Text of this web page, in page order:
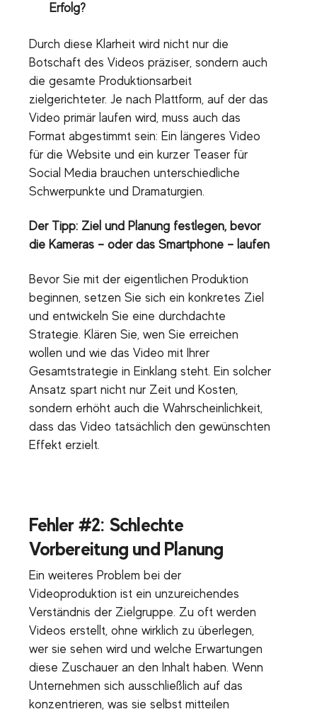
Erfolg?
Durch diese Klarheit wird nicht nur die
Botschaft des Videos präziser, sondern auch
die gesamte Produktionsarbeit
zielgerichteter. Je nach Plattform, auf der das
Video primär laufen wird, muss auch das
Format abgestimmt sein: Ein längeres Video
für die Website und ein kurzer Teaser für
Social Media brauchen unterschiedliche
Schwerpunkte und Dramaturgien.
Der Tipp: Ziel und Planung festlegen, bevor
die Kameras – oder das Smartphone – laufen
Bevor Sie mit der eigentlichen Produktion
beginnen, setzen Sie sich ein konkretes Ziel
und entwickeln Sie eine durchdachte
Strategie. Klären Sie, wen Sie erreichen
wollen und wie das Video mit Ihrer
Gesamtstrategie in Einklang steht. Ein solcher
Ansatz spart nicht nur Zeit und Kosten,
sondern erhöht auch die Wahrscheinlichkeit,
dass das Video tatsächlich den gewünschten
Effekt erzielt.
Fehler #2: Schlechte
Vorbereitung und Planung
Ein weiteres Problem bei der
Videoproduktion ist ein unzureichendes
Verständnis der Zielgruppe. Zu oft werden
Videos erstellt, ohne wirklich zu überlegen,
wer sie sehen wird und welche Erwartungen
diese Zuschauer an den Inhalt haben. Wenn
Unternehmen sich ausschließlich auf das
konzentrieren, was sie selbst mitteilen